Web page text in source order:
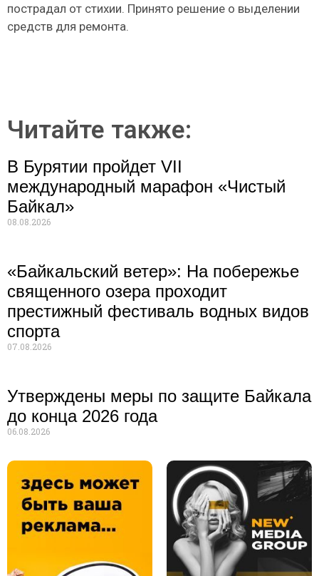
пострадал от стихии. Принято решение о выделении
средств для ремонта.
Читайте также:
В Бурятии пройдет VII
международный марафон «Чистый
Байкал»
08.08.2026
«Байкальский ветер»: На побережье
священного озера проходит
престижный фестиваль водных видов
спорта
07.08.2026
Утверждены меры по защите Байкала
до конца 2026 года
06.08.2026